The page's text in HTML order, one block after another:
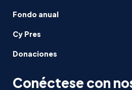
Fondo anual
Cy Pres
Donaciones
Conéctese con